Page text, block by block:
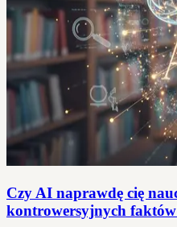
Czy AI naprawdę cię
kontrowersyjnych